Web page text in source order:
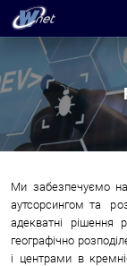
Ми забезпечуємо
аутсорсингом та
адекватні рішення
географічно
і центрами в